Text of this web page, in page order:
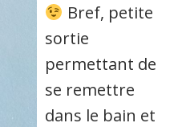
Bref, petite
sortie
permettant de
se remettre
dans le bain et